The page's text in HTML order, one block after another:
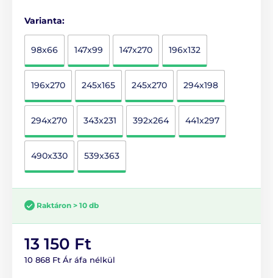
Varianta:
98x66 147x99 147x270 196x132
196x270 245x165 245x270 294x198
294x270 343x231 392x264 441x297
490x330 539x363
Raktáron > 10 db
13 150 Ft
10 868 Ft Ár áfa nélkül